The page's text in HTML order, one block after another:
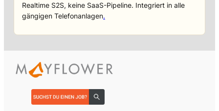
Realtime S2S, keine SaaS-Pipeline. Integriert in alle
gängigen Telefonanlagen.